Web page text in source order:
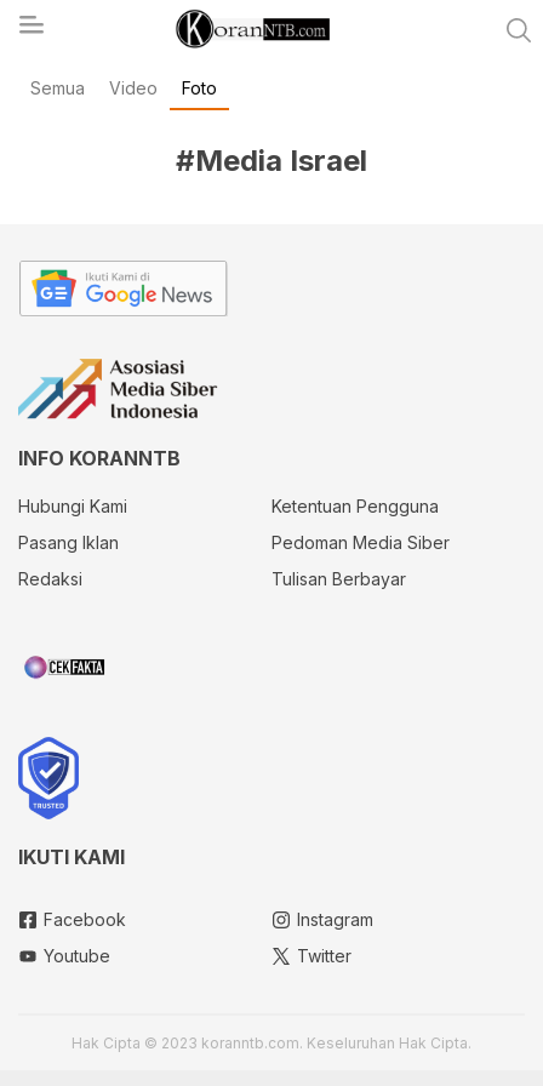
koranntb.com
Semua Video Foto
#Media Israel
INFO KORANNTB
Hubungi Kami
Ketentuan Pengguna
Pasang Iklan
Pedoman Media Siber
Redaksi
Tulisan Berbayar
IKUTI KAMI
Facebook
Instagram
Youtube
Twitter
Hak Cipta © 2023 koranntb.com. Keseluruhan Hak Cipta.